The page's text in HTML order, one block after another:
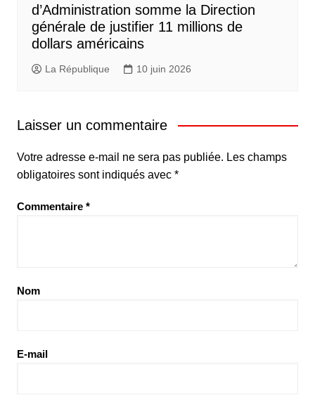
d’Administration somme la Direction
générale de justifier 11 millions de
dollars américains
La République 10 juin 2026
Laisser un commentaire
Votre adresse e-mail ne sera pas publiée. Les champs
obligatoires sont indiqués avec *
Commentaire *
Nom
E-mail